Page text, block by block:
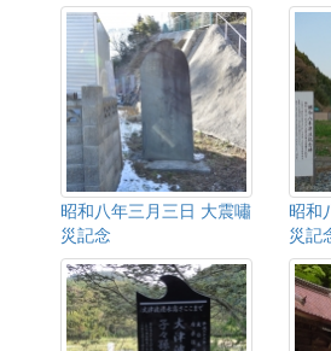
昭和八年三月三日 大震嘯
災記念
昭和
災記